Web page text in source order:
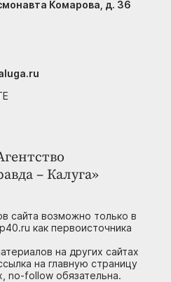
– Калуга»
сайта возможно только в
как первоисточника
на других сайтах
на главную страницу
no-follow обязательна.
Комарова, д. 36